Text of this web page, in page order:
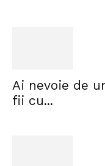
Ai nevoie de
fii cu...